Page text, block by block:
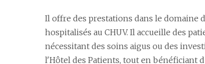
Il offre des prestations dans le domaine
hospitalisés au CHUV. Il accueille des
nécessitant des soins aigus ou des
l'Hôtel des Patients, tout en bénéficiant